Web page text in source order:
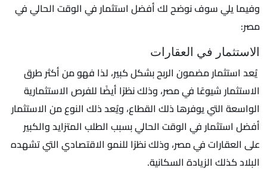
وفيما يلي سوف نوضح لك أفضل استثمار في الوقت الحالي في
مصر:
الاستثمار في العقارات
يُعد استثمار مضمون الربح بشكل كبير، لذا فهو من أكثر طرق
الاستثمار شيوعًا في مصر، وذلك نظرًا أيضًا للفرص الاستثمارية
الواسعة التي يوفرها ذلك القطاع، ويُعد ذلك النوع من الاستثمار
أفضل استثمار في الوقت الحالي بسبب الطلب المتزايد والكبير
على العقارات في مصر، وذلك نظرًا للنمو الاقتصادي التي تشهده
البلاد كذلك الزيادة السكانية.